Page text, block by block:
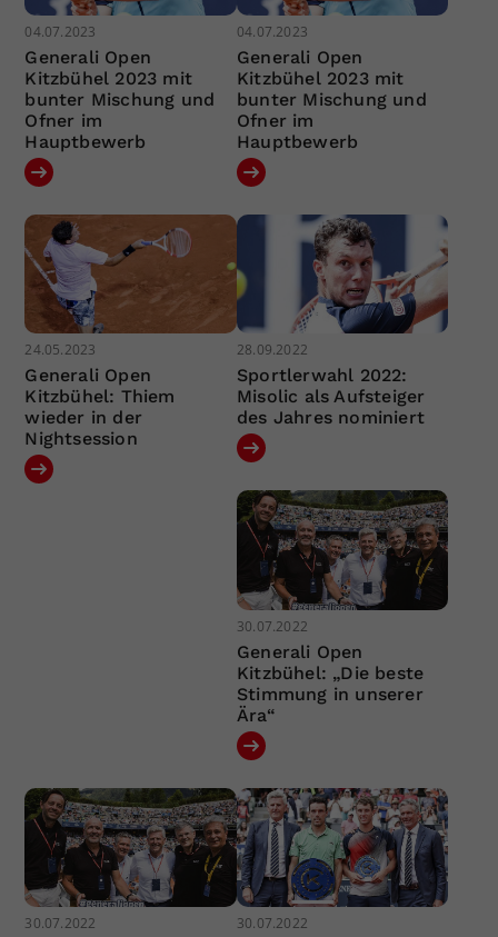
04.07.2023
Generali Open
Kitzbühel 2023 mit
bunter Mischung und
Ofner im
Hauptbewerb
04.07.2023
Generali Open
Kitzbühel 2023 mit
bunter Mischung und
Ofner im
Hauptbewerb
24.05.2023
Generali Open
Kitzbühel: Thiem
wieder in der
Nightsession
28.09.2022
Sportlerwahl 2022:
Misolic als Aufsteiger
des Jahres nominiert
30.07.2022
Generali Open
Kitzbühel: „Die beste
Stimmung in unserer
Ära“
30.07.2022 30.07.2022